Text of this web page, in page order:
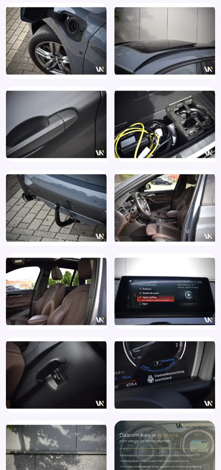
Buitenspiegels elektrisch inklapbaar
Buitenspiegels elektrisch verstel- en verwarmbaar
Buitenspiegels in carrosseriekleur
Centrale vergrendeling met afstandsbediening
Comfort Access met BMW Digital Key (322)
ConnectedDrive Services (6AK)
Connected services
Cruise control
Cruise control (544)
Cruise control adaptief met Stop&Go
DAB+ tuner (654)
DAB-Tuner (654)
Dakrailing in mat zwart (3AA)
Dakrails
Dealer Onderhouden
Draadloze telefoonlader
Driving Assistant (5AS)
Elektrisch bedienbare achterklep
Elektrisch bedienbare achterklep met sensorsturing
Elektrische ramen achter
Elektrisch te openen en sluiten achterklep (316)
Elektrisch verwarmde voorstoelen (494)
Elektronisch Stabiliteits Programma
Extra getint glas achter
File assistent
Grootlichtassistent
Head-up display
Hill hold functie